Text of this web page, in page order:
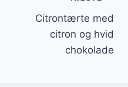
Citrontærte med
citron og hvid
chokolade